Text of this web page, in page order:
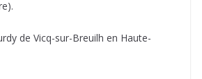
de Vicq-sur-Breuilh en Haute-